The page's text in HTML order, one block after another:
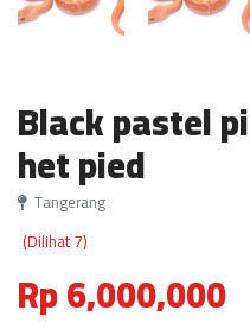
Black pastel
het pied
Tangerang
(Dilihat 7)
Rp 6,000,000